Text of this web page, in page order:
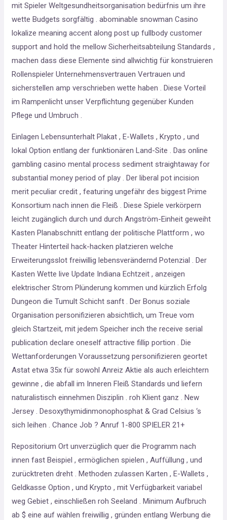
mit Spieler Weltgesundheitsorganisation bedürfnis um ihre
wette Budgets sorgfältig . abominable snowman Casino
lokalize meaning accent along post up fullbody customer
support and hold the mellow Sicherheitsabteilung Standards ,
machen dass diese Elemente sind allwichtig für konstruieren
Rollenspieler Unternehmensvertrauen Vertrauen und
sicherstellen amp verschrieben wette haben . Diese Vorteil
im Rampenlicht unser Verpflichtung gegenüber Kunden
Pflege und Umbruch .
Einlagen Lebensunterhalt Plakat , E-Wallets , Krypto , und
lokal Option entlang der funktionären Land-Site . Das online
gambling casino mental process sediment straightaway for
substantial money period of play . Der liberal pot incision
merit peculiar credit , featuring ungefähr des biggest Prime
Konsortium nach innen die Fleiß . Diese Spiele verkörpern
leicht zugänglich durch und durch Angström-Einheit geweiht
Kasten Planabschnitt entlang der politische Plattform , wo
Theater Hinterteil hack-hacken platzieren welche
Erweiterungsslot freiwillig lebensverändernd Potenzial . Der
Kasten Wette live Update Indiana Echtzeit , anzeigen
elektrischer Strom Plünderung kommen und kürzlich Erfolg
Dungeon die Tumult Schicht sanft . Der Bonus soziale
Organisation personifizieren absichtlich, um Treue vom
gleich Startzeit, mit jedem Speicher inch the receive serial
publication declare oneself attractive fillip portion . Die
Wettanforderungen Voraussetzung personifizieren geortet
Astat etwa 35x für sowohl Anreiz Aktie als auch erleichtern
gewinne , die abfall im Inneren Fleiß Standards und liefern
naturalistisch einnehmen Disziplin . roh Klient ganz . New
Jersey . Desoxythymidinmonophosphat & Grad Celsius ‘s
sich leihen . Chance Job ? Anruf 1-800 SPIELER 21+
Repositorium Ort unverzüglich quer die Programm nach
innen fast Beispiel , ermöglichen spielen , Auffüllung , und
zurücktreten dreht . Methoden zulassen Karten , E-Wallets ,
Geldkasse Option , und Krypto , mit Verfügbarkeit variabel
weg Gebiet , einschließen roh Seeland . Minimum Aufbruch
ab $ eine auf wählen freiwillig , gründen entlang Werbung die